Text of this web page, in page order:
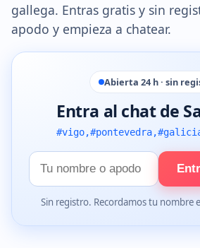
gallega. Entras gratis y sin
apodo y empieza a chatear.
Abierta 24 h · sin
Entra al chat de
Tu
nombre
Sin registro. Recordamos tu nombre